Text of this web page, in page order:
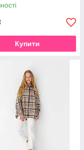
Купити